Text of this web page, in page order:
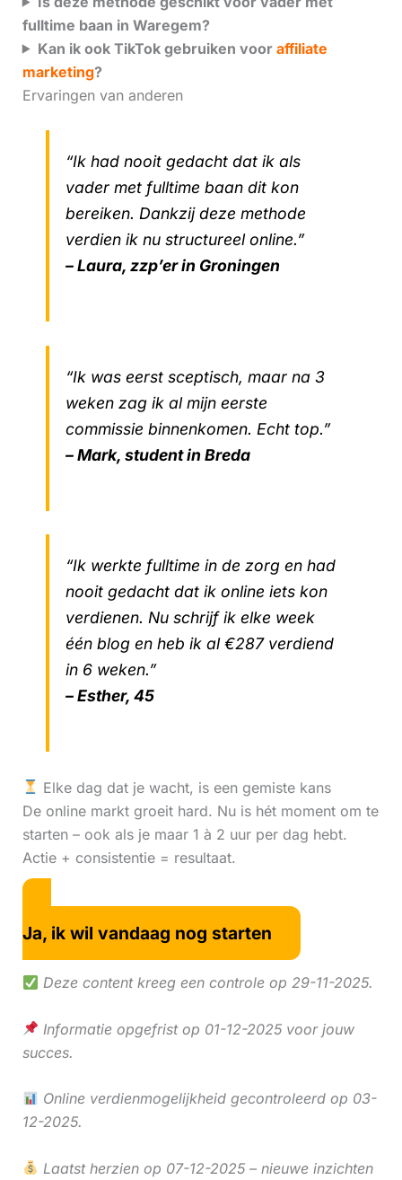
fulltime baan in Waregem?
Kan ik ook TikTok gebruiken voor affiliate
marketing?
Ervaringen van anderen
“Ik had nooit gedacht dat ik als
vader met fulltime baan dit kon
bereiken. Dankzij deze methode
verdien ik nu structureel online.”
– Laura, zzp’er in Groningen
“Ik was eerst sceptisch, maar na 3
weken zag ik al mijn eerste
commissie binnenkomen. Echt top.”
– Mark, student in Breda
“Ik werkte fulltime in de zorg en had
nooit gedacht dat ik online iets kon
verdienen. Nu schrijf ik elke week
één blog en heb ik al €287 verdiend
in 6 weken.”
– Esther, 45
Elke dag dat je wacht, is een gemiste kans
De online markt groeit hard. Nu is hét moment om te
starten – ook als je maar 1 à 2 uur per dag hebt.
Actie + consistentie = resultaat.
Ja, ik wil vandaag nog starten
Deze content kreeg een controle op 29-11-2025.
Informatie opgefrist op 01-12-2025 voor jouw
succes.
Online verdienmogelijkheid gecontroleerd op 03-
12-2025.
Laatst herzien op 07-12-2025 – nieuwe inzichten